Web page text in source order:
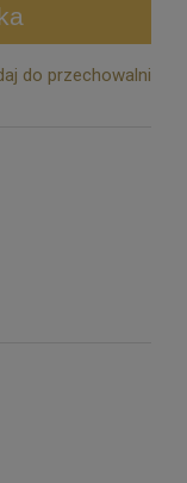
do przechowalni